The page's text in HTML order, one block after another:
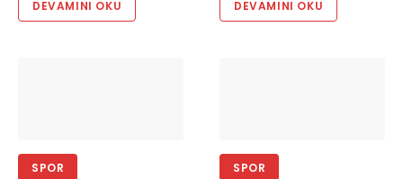
DEVAMINI OKU DEVAMINI OKU
SPOR SPOR